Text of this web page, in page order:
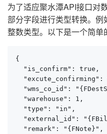
为了适应聚水潭API接口对
部分字段进行类型转换。
整数类型。以下是一个简单
{
  "is_confirm": true,
"excute_confirming":
"wms_co_id":
  "warehouse": 1,
  "type": "in",
"external_id":
  "remark": "{FNote}",